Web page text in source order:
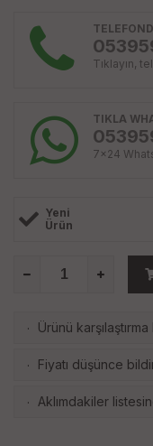
Tıklayın,
TIKLA
7x24
Yeni
Ürün
· Ürünü
· Fiyatı düşünce
· Aklımdakiler